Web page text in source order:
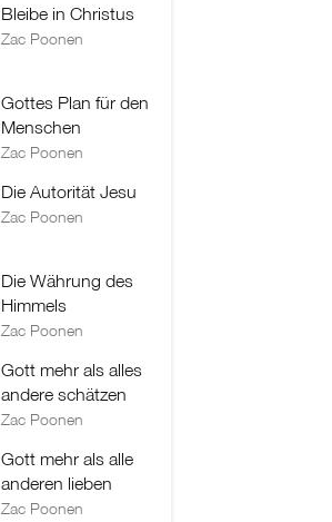
Bleibe in Christus
Zac Poonen
Gottes Plan für den
Menschen
Zac Poonen
Die Autorität Jesu
Zac Poonen
Die Währung des
Himmels
Zac Poonen
Gott mehr als alles
andere schätzen
Zac Poonen
Gott mehr als alle
anderen lieben
Zac Poonen